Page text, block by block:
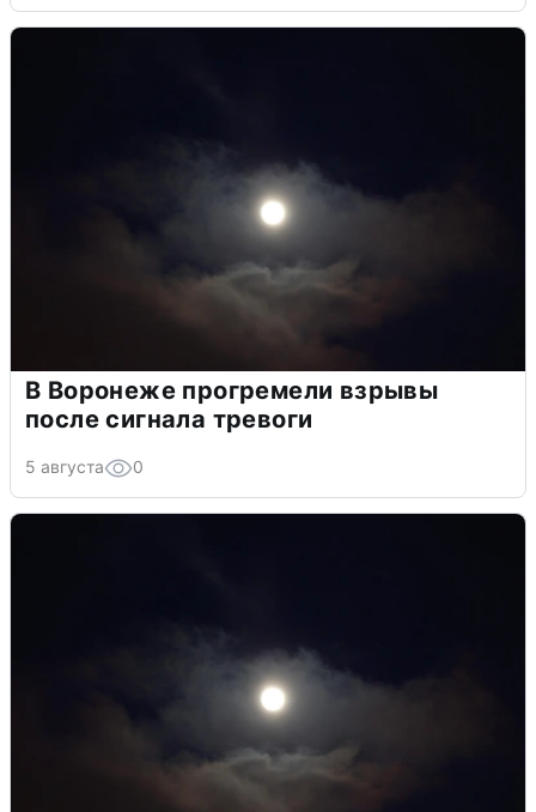
В Воронеже прогремели взрывы
после сигнала тревоги
5 августа 0